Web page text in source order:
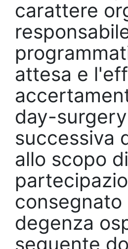
carattere
attesa e
day-
successiva
allo scopo
degenza
seguente